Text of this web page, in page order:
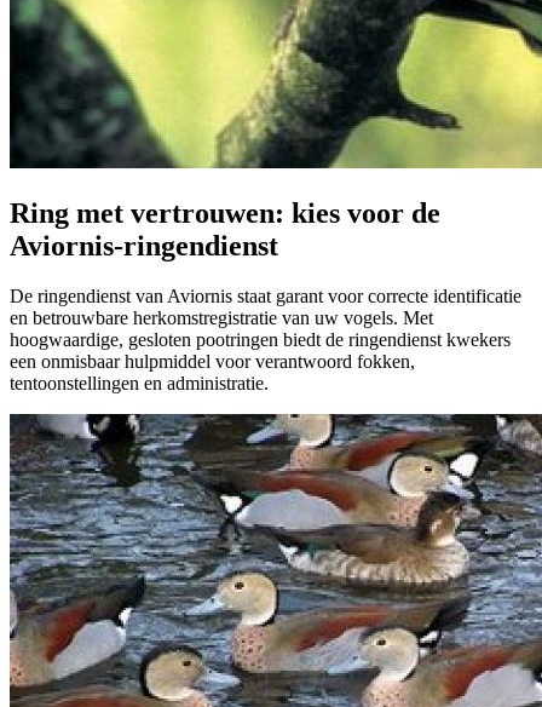
Ring met vertrouwen: kies voor de
Aviornis-ringendienst
De ringendienst van Aviornis staat garant voor correcte identificatie
en betrouwbare herkomstregistratie van uw vogels. Met
hoogwaardige, gesloten pootringen biedt de ringendienst kwekers
een onmisbaar hulpmiddel voor verantwoord fokken,
tentoonstellingen en administratie.